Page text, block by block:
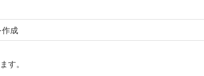
成
す。